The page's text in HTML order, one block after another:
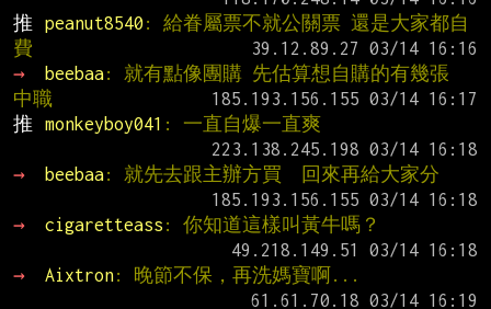
推
peanut8540 : 給眷屬票不就公關票 還是大家都自
費
→
beebaa: 就有點像團購 先估算想自購的有幾張
中職
推
monkeyboy041 : 一直自爆一直爽
→
beebaa: 就先去跟主辦方買  回來再給大家分
→
cigaretteass : 你知道這樣叫黃牛嗎？
→
Aixtron: 晚節不保，再洗媽寶啊...